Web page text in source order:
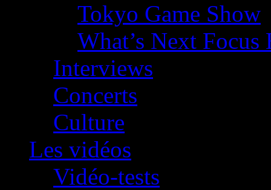
Tokyo Game Show
What’s Next
Interviews
Concerts
Culture
Les vidéos
Vidéo-tests